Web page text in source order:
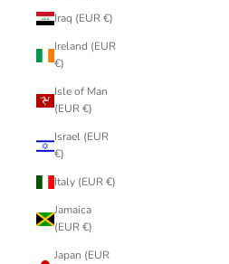
Iraq (EUR €)
Ireland (EUR
€)
Isle of Man
(EUR €)
Israel (EUR
€)
Italy (EUR €)
Jamaica
(EUR €)
Japan (EUR